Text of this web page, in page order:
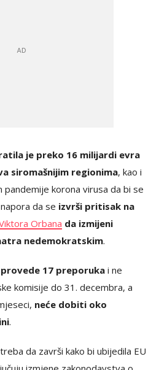
je preko 16 milijardi evra
siromašnijim regionima, kao i
pandemije korona virusa da bi se
da se izvrši pritisak na
Orbana da izmijeni
nedemokratskim.
17 preporukai ne
komisije do 31. decembra, a
neće dobiti oko
.
da završi kako bi ubijedila EU